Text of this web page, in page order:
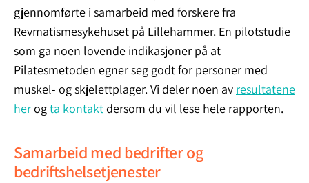
gjennomførte i samarbeid med forskere fra
Revmatismesykehuset på Lillehammer. En pilotstudie
som ga noen lovende indikasjoner på at
Pilatesmetoden egner seg godt for personer med
muskel- og skjelettplager. Vi deler noen av resultatene
herogta kontaktdersom du vil lese hele rapporten.
Samarbeid med bedrifter og
bedriftshelsetjenester